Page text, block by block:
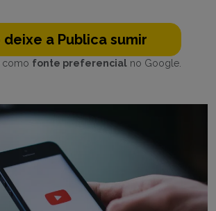
deixe a Publica sumir
como fonte preferencialno Google.